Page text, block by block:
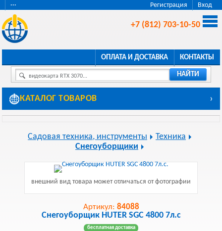
Регистрация Вход
···
+7 (812) 703-10-50
ОПЛАТА И ДОСТАВКА КОНТАКТЫ
видеокарта RTX 3070... НАЙТИ
КАТАЛОГ ТОВАРОВ ›
Садовая техника, инструменты
Техника
Снегоуборщики
внешний вид товара может отличаться от фотографии
Артикул: 84088
Снегоуборщик HUTER SGC 4800 7л.с
бесплатная доставка